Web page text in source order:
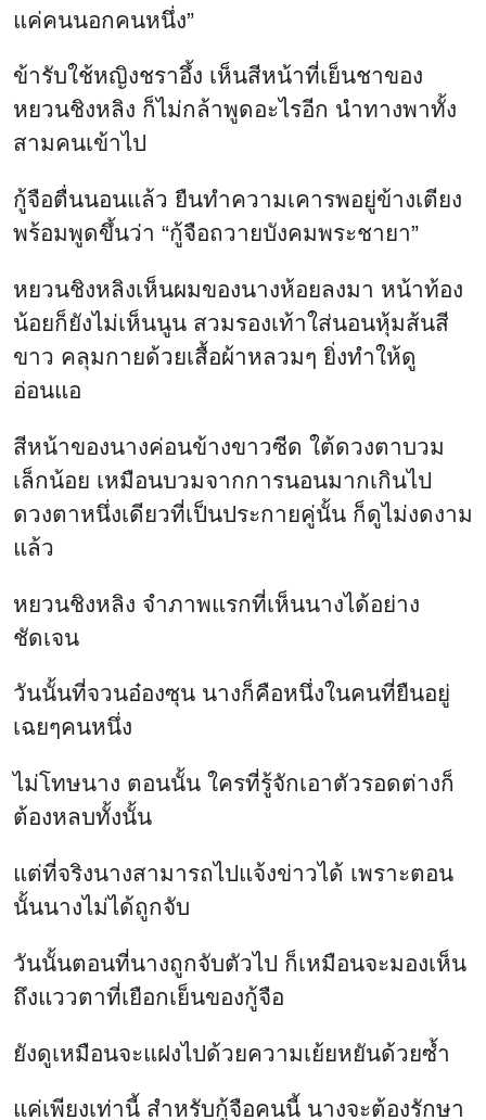
แค่คนนอกคนหนึ่ง”
ข้ารับใช้หญิงชราอึ้ง เห็นสีหน้าที่เย็นชาของ
หยวนชิงหลิง ก็ไม่กล้าพูดอะไรอีก นำทางพาทั้ง
สามคนเข้าไป
กู้จือตื่นนอนแล้ว ยืนทำความเคารพอยู่ข้างเตียง
พร้อมพูดขึ้นว่า “กู้จือถวายบังคมพระชายา”
หยวนชิงหลิงเห็นผมของนางห้อยลงมา หน้าท้อง
น้อยก็ยังไม่เห็นนูน สวมรองเท้าใส่นอนหุ้มส้นสี
ขาว คลุมกายด้วยเสื้อผ้าหลวมๆ ยิ่งทำให้ดู
อ่อนแอ
สีหน้าของนางค่อนข้างขาวซีด ใต้ดวงตาบวม
เล็กน้อย เหมือนบวมจากการนอนมากเกินไป
ดวงตาหนึ่งเดียวที่เป็นประกายคู่นั้น ก็ดูไม่งดงาม
แล้ว
หยวนชิงหลิง จำภาพแรกที่เห็นนางได้อย่าง
ชัดเจน
วันนั้นที่จวนอ๋องซุน นางก็คือหนึ่งในคนที่ยืนอยู่
เฉยๆคนหนึ่ง
ไม่โทษนาง ตอนนั้น ใครที่รู้จักเอาตัวรอดต่างก็
ต้องหลบทั้งนั้น
แต่ที่จริงนางสามารถไปแจ้งข่าวได้ เพราะตอน
นั้นนางไม่ได้ถูกจับ
วันนั้นตอนที่นางถูกจับตัวไป ก็เหมือนจะมองเห็น
ถึงแววตาที่เยือกเย็นของกู้จือ
ยังดูเหมือนจะแฝงไปด้วยความเย้ยหยันด้วยซ้ำ
แค่เพียงเท่านี้ สำหรับกู้จือคนนี้ นางจะต้องรักษา